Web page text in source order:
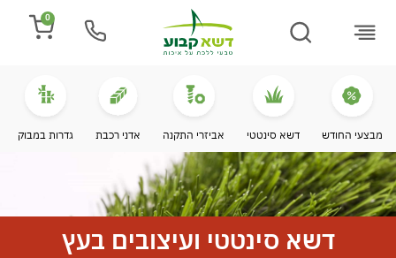
0
מבצעי החודש דשא סינטטי אביזרי התקנה אדני רכבת גדרות במבוק
דשא סינטטי ועיצובים בעץ